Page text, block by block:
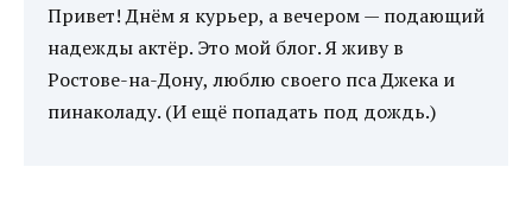
Привет! Днём я курьер, а вечером — подающий
надежды актёр. Это мой блог. Я живу в
Ростове-на-Дону, люблю своего пса Джека и
пинаколаду. (И ещё попадать под дождь.)